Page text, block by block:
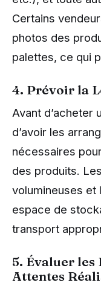
Certains
photos des
palettes, ce qui
4. Prévoir la
Avant d’acheter
d’avoir les
nécessaires
des produits.
volumineuses et
espace de
transport
5. Évaluer les
Attentes